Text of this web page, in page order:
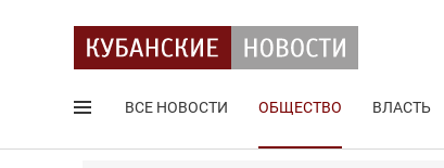
ВСЕ НОВОСТИ ОБЩЕСТВО ВЛАСТЬ